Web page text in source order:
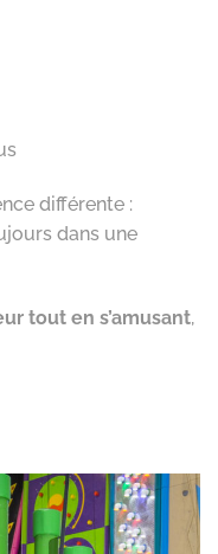
différente :
dans une
tout en s’amusant,